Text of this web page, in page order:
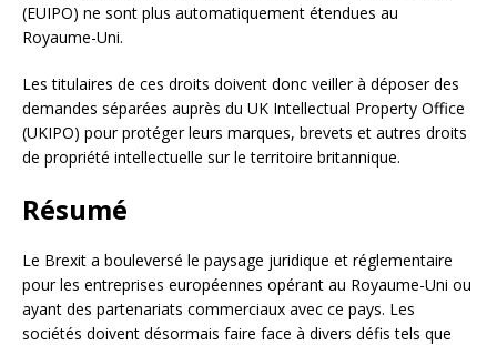
(EUIPO) ne sont plus automatiquement étendues au
Royaume-Uni.
Les titulaires de ces droits doivent donc veiller à déposer des
demandes séparées auprès du UK Intellectual Property Office
(UKIPO) pour protéger leurs marques, brevets et autres droits
de propriété intellectuelle sur le territoire britannique.
Résumé
Le Brexit a bouleversé le paysage juridique et réglementaire
pour les entreprises européennes opérant au Royaume-Uni ou
ayant des partenariats commerciaux avec ce pays. Les
sociétés doivent désormais faire face à divers défis tels que